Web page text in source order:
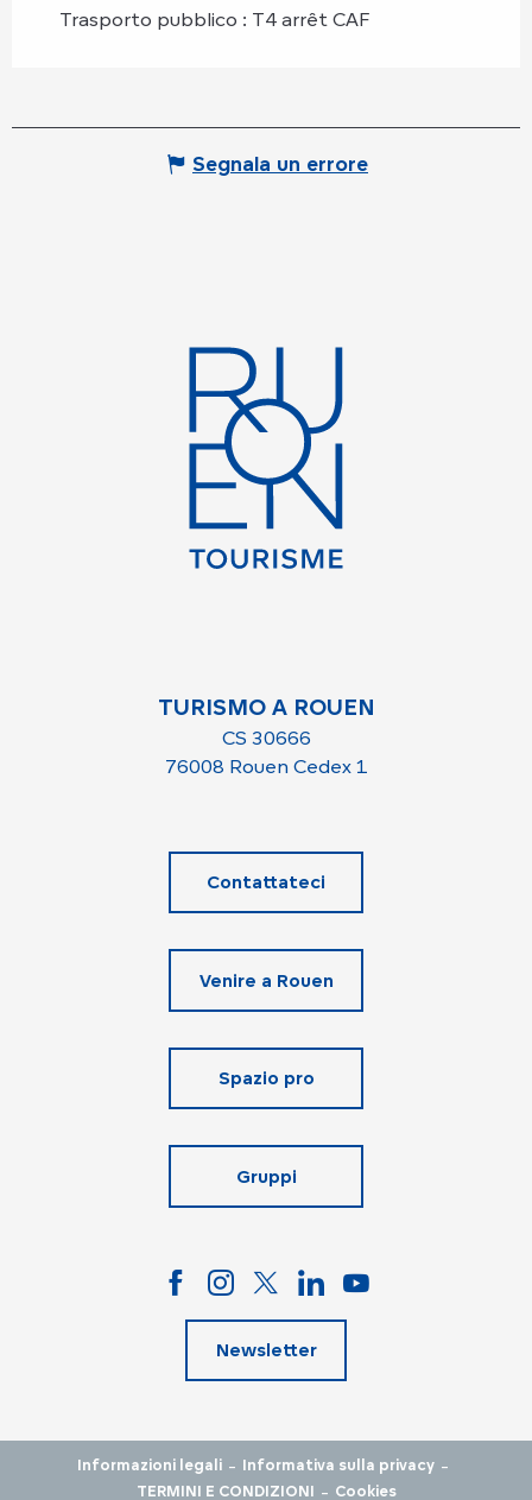
Trasporto pubblico : T4 arrêt CAF
Segnala un errore
TURISMO A ROUEN
CS 30666
76008 Rouen Cedex 1
Contattateci
Venire a Rouen
Spazio pro
Gruppi
Newsletter
Informazioni legali - Informativa sulla privacy -
TERMINI E CONDIZIONI - Cookies